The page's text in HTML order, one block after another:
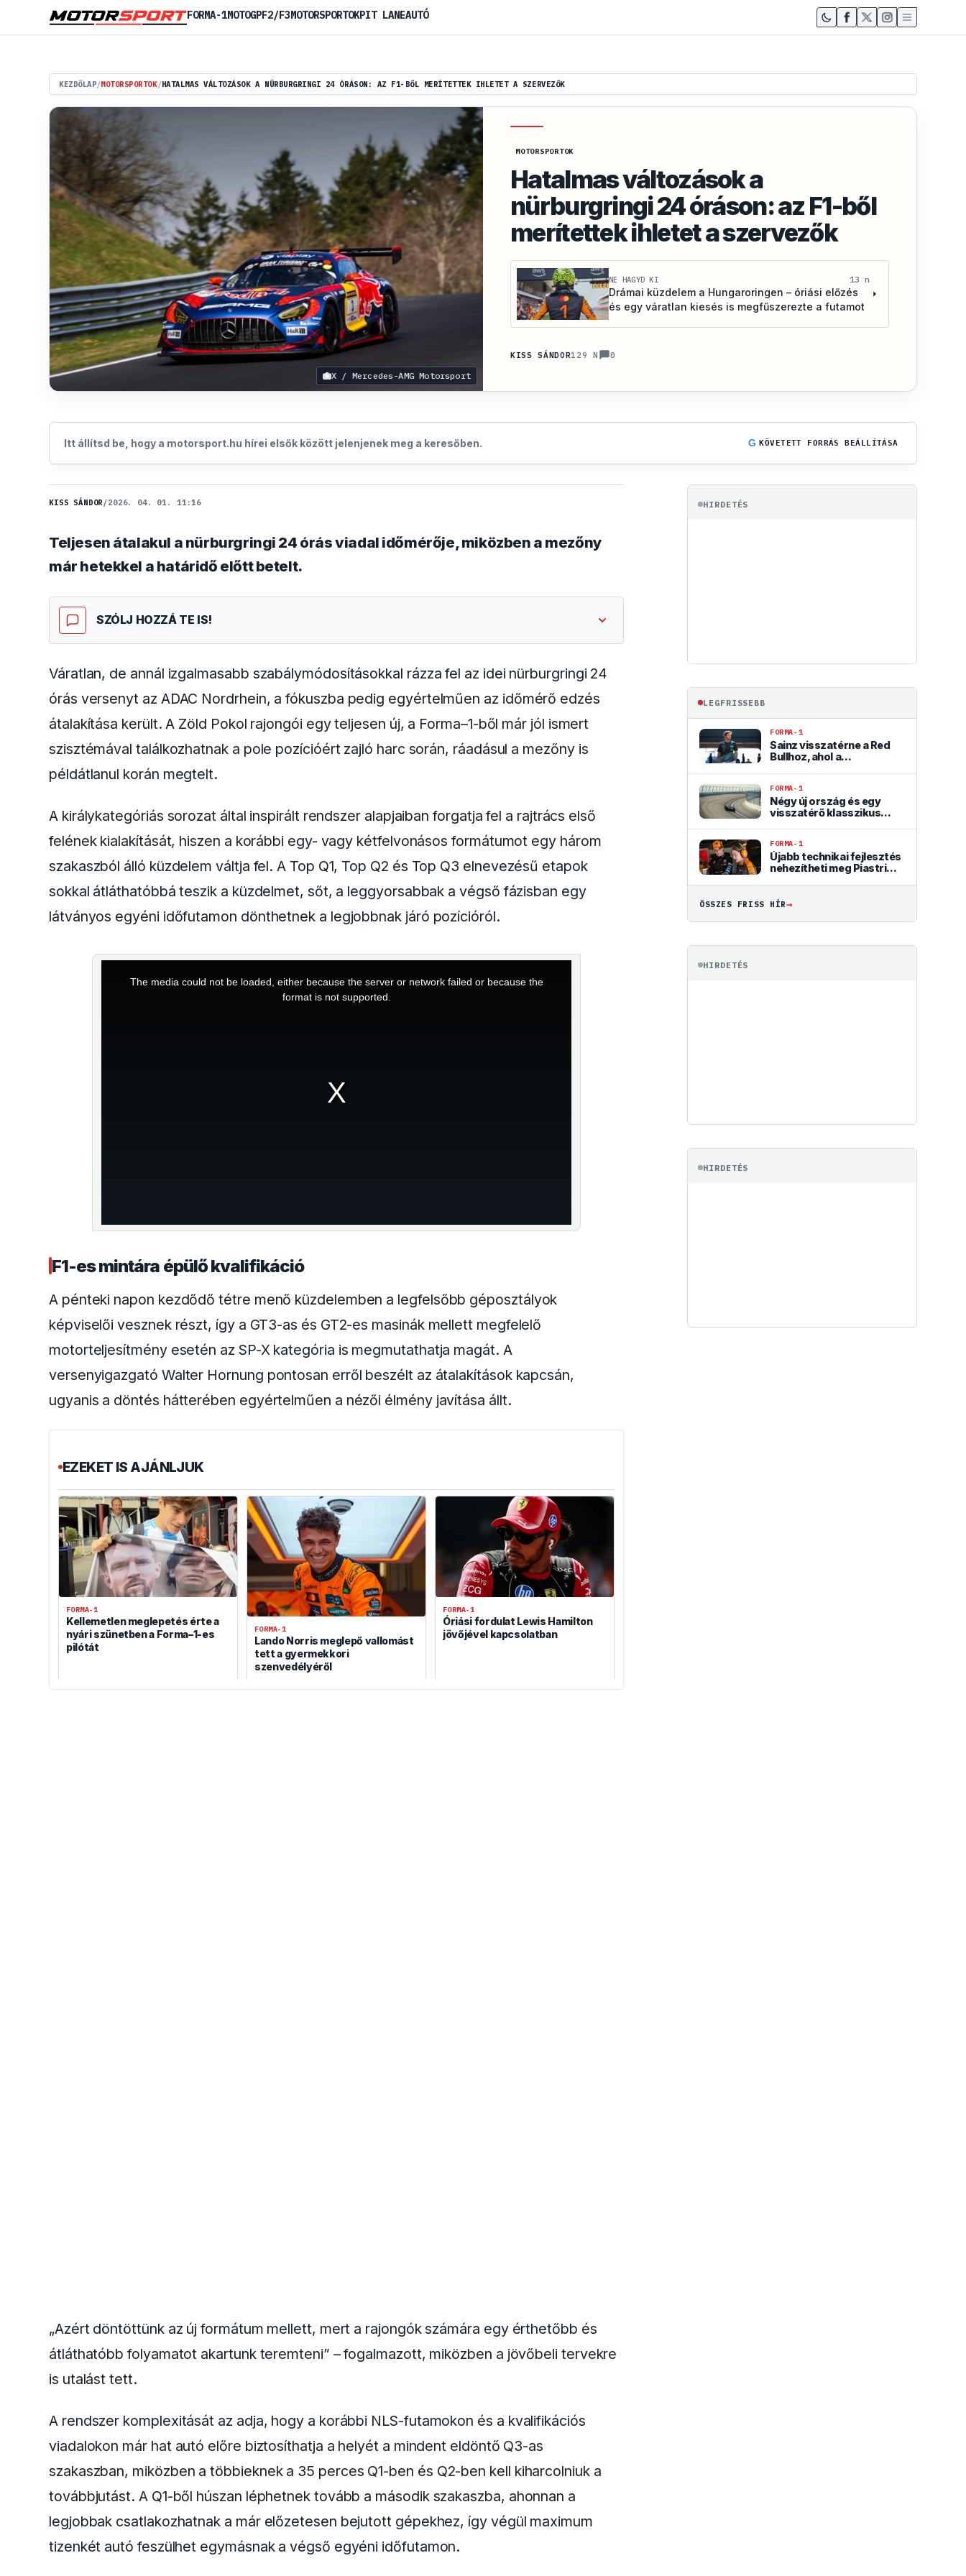
KEZDŐLAP/MOTORSPORTOK/HATALMAS VÁLTOZÁSOK A NÜRBURGRINGI 24 ÓRÁSON: AZ F1-BŐL MERÍTETTEK IHLETET A SZERVEZŐK
X / Mercedes-AMG Motorsport
MOTORSPORTOK
Hatalmas változások a
nürburgringi 24 óráson: az F1-ből
merítettek ihletet a szervezők
NE HAGYD KI 13 n
Drámai küzdelem a Hungaroringen – óriási előzés
és egy váratlan kiesés is megfűszerezte a futamot
KISS SÁNDOR129 N 0
Itt állítsd be, hogy a motorsport.hu hírei elsők között jelenjenek meg a keresőben. G KÖVETETT FORRÁS BEÁLLÍTÁSA
KISS SÁNDOR /2026. 04. 01. 11:16
Teljesen átalakul a nürburgringi 24 órás viadal időmérője, miközben a mezőny
már hetekkel a határidő előtt betelt.
SZÓLJ HOZZÁ TE IS!
Váratlan, de annál izgalmasabb szabálymódosításokkal rázza fel az idei nürburgringi 24
órás versenyt az ADAC Nordrhein, a fókuszba pedig egyértelműen az időmérő edzés
átalakítása került. A Zöld Pokol rajongói egy teljesen új, a Forma–1-ből már jól ismert
szisztémával találkozhatnak a pole pozícióért zajló harc során, ráadásul a mezőny is
példátlanul korán megtelt.
A királykategóriás sorozat által inspirált rendszer alapjaiban forgatja fel a rajtrács első
felének kialakítását, hiszen a korábbi egy- vagy kétfelvonásos formátumot egy három
szakaszból álló küzdelem váltja fel. A Top Q1, Top Q2 és Top Q3 elnevezésű etapok
sokkal átláthatóbbá teszik a küzdelmet, sőt, a leggyorsabbak a végső fázisban egy
látványos egyéni időfutamon dönthetnek a legjobbnak járó pozícióról.
The media could not be loaded, either because the server or network failed or because the
format is not supported.
F1-es mintára épülő kvalifikáció
A pénteki napon kezdődő tétre menő küzdelemben a legfelsőbb géposztályok
képviselői vesznek részt, így a GT3-as és GT2-es masinák mellett megfelelő
motorteljesítmény esetén az SP-X kategória is megmutathatja magát. A
versenyigazgató Walter Hornung pontosan erről beszélt az átalakítások kapcsán,
ugyanis a döntés hátterében egyértelműen a nézői élmény javítása állt.
EZEKET IS AJÁNLJUK
FORMA-1
Kellemetlen meglepetés érte a
nyári szünetben a Forma–1-es
pilótát
FORMA-1
Lando Norris meglepő vallomást
tett a gyermekkori
szenvedélyéről
FORMA-1
Óriási fordulat Lewis Hamilton
jövőjével kapcsolatban
„Azért döntöttünk az új formátum mellett, mert a rajongók számára egy érthetőbb és
átláthatóbb folyamatot akartunk teremteni” – fogalmazott, miközben a jövőbeli tervekre
is utalást tett.
A rendszer komplexitását az adja, hogy a korábbi NLS-futamokon és a kvalifikációs
viadalokon már hat autó előre biztosíthatja a helyét a mindent eldöntő Q3-as
szakaszban, miközben a többieknek a 35 perces Q1-ben és Q2-ben kell kiharcolniuk a
továbbjutást. A Q1-ből húszan léphetnek tovább a második szakaszba, ahonnan a
legjobbak csatlakozhatnak a már előzetesen bejutott gépekhez, így végül maximum
tizenkét autó feszülhet egymásnak a végső egyéni időfutamon.
HIRDETÉS
LEGFRISSEBB
FORMA-1
Sainz visszatérne a Red
Bullhoz, ahol a
FORMA-1
Négy új ország és egy
visszatérő klasszikus
FORMA-1
Újabb technikai fejlesztés
nehezítheti meg Piastri
ÖSSZES FRISS HÍR→
HIRDETÉS
HIRDETÉS
FORMA-1MOTOGPF2/F3MOTORSPORTOKPIT LANEAUTÓ